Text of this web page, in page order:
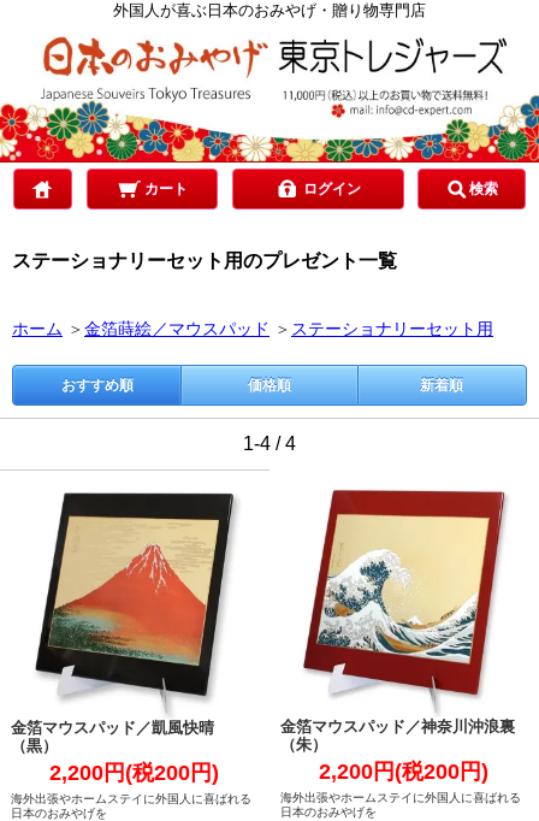
外国人が喜ぶ日本のおみやげ・贈り物専門店
カート ログイン 検索
ステーショナリーセット用のプレゼント一覧
ホーム ＞金箔蒔絵／マウスパッド ＞ ステーショナリーセット用
おすすめ順 価格順 新着順
1-4 / 4
金箔マウスパッド／凱風快晴
（黒）
2,200円(税200円)
海外出張やホームステイに外国人に喜ばれる
日本のおみやげを
金箔マウスパッド／神奈川沖浪裏
（朱）
2,200円(税200円)
海外出張やホームステイに外国人に喜ばれる
日本のおみやげを
ご予算で選ぶ
贈り先で選ぶ
目的で選ぶ